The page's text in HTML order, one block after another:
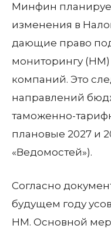
Минфин
изменения в
дающие право
мониторингу
компаний. Это
направлений
таможенно-
плановые 2027 и
«Ведомостей»).
Согласно
будущем году
НМ. Основной